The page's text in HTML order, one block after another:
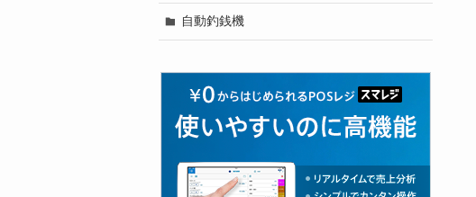
自動釣銭機